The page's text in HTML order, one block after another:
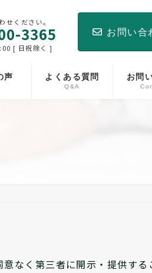
せください。
3365
[ 日祝除く ]
お問い合
声 よくある質問
Q&A
お問
なく第三者に開示・提供する